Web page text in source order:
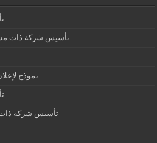
تأسيس شركة ذات
نموذج
تأسيس شركة